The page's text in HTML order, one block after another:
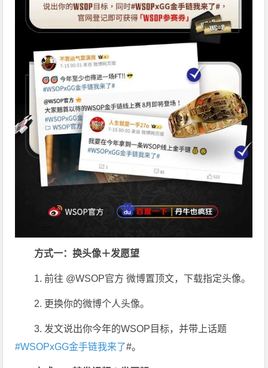
方式一：换头像＋发愿望
1. 前往 @WSOP官方 微博置顶文，下载指定头像。
2. 更换你的微博个人头像。
3. 发文说出你今年的WSOP目标，并带上话题
#WSOPxGG金手链我来了#。